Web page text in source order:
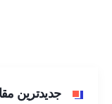
جدیدترین